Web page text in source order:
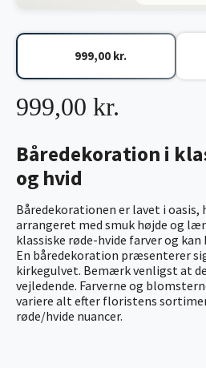
Båredekoration i
og hvid
Båredekorationen er lavet i
arrangeret med smuk højde og
klassiske røde-hvide farver og
En båredekoration præsenterer
kirkegulvet. Bemærk venligst at
vejledende. Farverne og
variere alt efter floristens
røde/hvide nuancer.
999,00 kr.
999,00 kr.